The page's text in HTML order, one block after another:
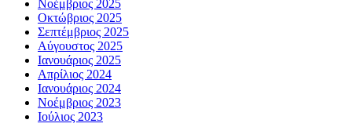
Νοέμβριος 2025
Οκτώβριος 2025
Σεπτέμβριος 2025
Αύγουστος 2025
Ιανουάριος 2025
Απρίλιος 2024
Ιανουάριος 2024
Νοέμβριος 2023
Ιούλιος 2023